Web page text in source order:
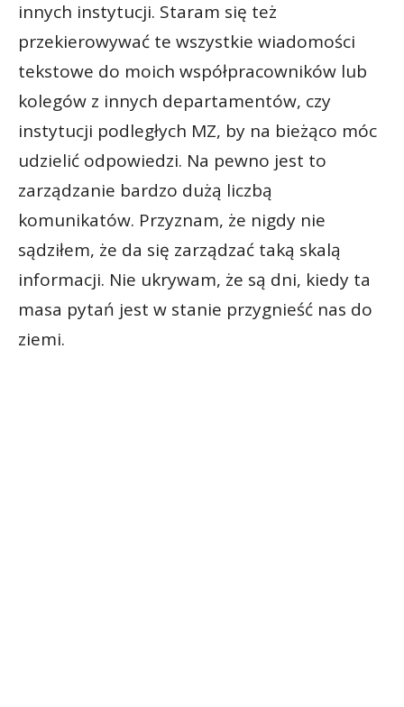
innych instytucji. Staram się też
przekierowywać te wszystkie wiadomości
tekstowe do moich współpracowników lub
kolegów z innych departamentów, czy
instytucji podległych MZ, by na bieżąco móc
udzielić odpowiedzi. Na pewno jest to
zarządzanie bardzo dużą liczbą
komunikatów. Przyznam, że nigdy nie
sądziłem, że da się zarządzać taką skalą
informacji. Nie ukrywam, że są dni, kiedy ta
masa pytań jest w stanie przygnieść nas do
ziemi.